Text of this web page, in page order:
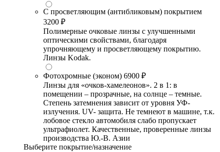
С просветляющим (антибликовым) покрытием
3200 ₽
Полимерные очковые линзы с улучшенными
оптическими свойствами, благодаря
упрочняющему и просветляющему покрытию.
Линзы Kodak.
Фотохромные (эконом) 6900 ₽
Линзы для «очков-хамелеонов». 2 в 1: в
помещении – прозрачные, на солнце – темные.
Степень затемнения зависит от уровня УФ-
излучения. UV- защита. Не темнеют в машине, т.к.
лобовое стекло автомобиля слабо пропускает
ультрафиолет. Качественные, проверенные линзы
производства Ю.-В. Азии
Выберите покрытие/назначение